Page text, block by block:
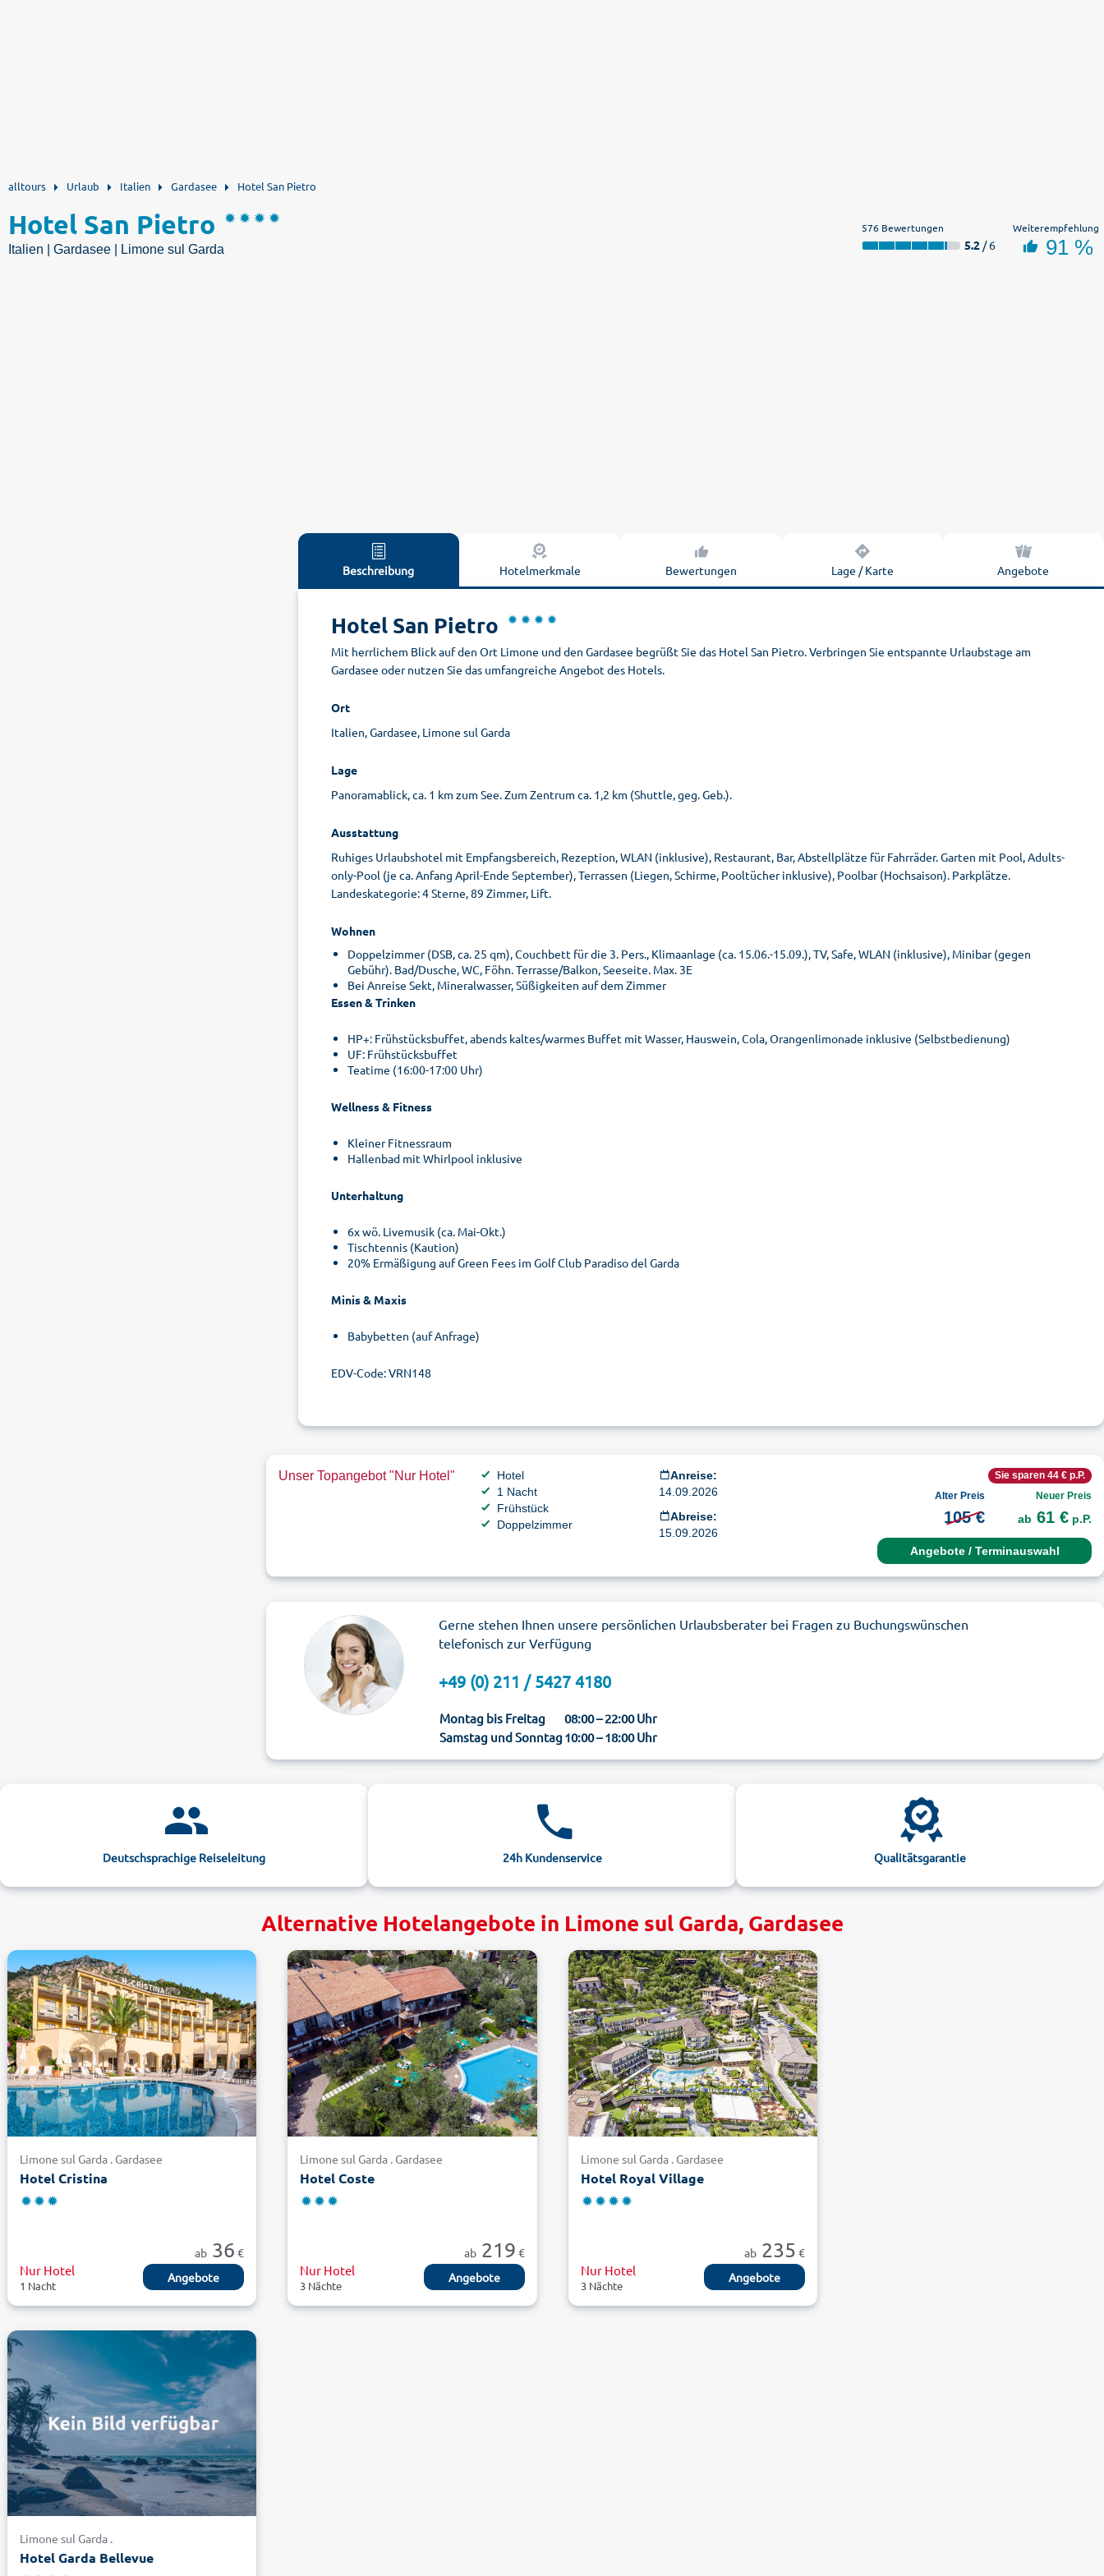
alltours Urlaub Italien Gardasee Hotel San Pietro
Hotel San Pietro
Italien | Gardasee | Limone sul Garda
576 Bewertungen
5.2 / 6
Weiterempfehlung
91 %
Beschreibung Hotelmerkmale Bewertungen Lage / Karte Angebote
Hotel San Pietro
Mit herrlichem Blick auf den Ort Limone und den Gardasee begrüßt Sie das Hotel San Pietro. Verbringen Sie entspannte Urlaubstage am
Gardasee oder nutzen Sie das umfangreiche Angebot des Hotels.
Ort
Italien, Gardasee, Limone sul Garda
Lage
Panoramablick, ca. 1 km zum See. Zum Zentrum ca. 1,2 km (Shuttle, geg. Geb.).
Ausstattung
Ruhiges Urlaubshotel mit Empfangsbereich, Rezeption, WLAN (inklusive), Restaurant, Bar, Abstellplätze für Fahrräder. Garten mit Pool, Adults-
only-Pool (je ca. Anfang April-Ende September), Terrassen (Liegen, Schirme, Pooltücher inklusive), Poolbar (Hochsaison). Parkplätze.
Landeskategorie: 4 Sterne, 89 Zimmer, Lift.
Wohnen
Doppelzimmer (DSB, ca. 25 qm), Couchbett für die 3. Pers., Klimaanlage (ca. 15.06.-15.09.), TV, Safe, WLAN (inklusive), Minibar (gegen
Gebühr). Bad/Dusche, WC, Föhn. Terrasse/Balkon, Seeseite. Max. 3E
Bei Anreise Sekt, Mineralwasser, Süßigkeiten auf dem Zimmer
Essen & Trinken
HP+: Frühstücksbuffet, abends kaltes/warmes Buffet mit Wasser, Hauswein, Cola, Orangenlimonade inklusive (Selbstbedienung)
UF: Frühstücksbuffet
Teatime (16:00-17:00 Uhr)
Wellness & Fitness
Kleiner Fitnessraum
Hallenbad mit Whirlpool inklusive
Unterhaltung
6x wö. Livemusik (ca. Mai-Okt.)
Tischtennis (Kaution)
20% Ermäßigung auf Green Fees im Golf Club Paradiso del Garda
Minis & Maxis
Babybetten (auf Anfrage)
EDV-Code: VRN148
Unser Topangebot "Nur Hotel"
Hotel
1 Nacht
Frühstück
Doppelzimmer
Anreise:
14.09.2026
Abreise:
15.09.2026
Sie sparen 44 € p.P.
Alter Preis
105 €
Neuer Preis
ab 61 € p.P.
Angebote / Terminauswahl
Gerne stehen Ihnen unsere persönlichen Urlaubsberater bei Fragen zu Buchungswünschen
telefonisch zur Verfügung
+49 (0) 211 / 5427 4180
Montag bis Freitag
08:00 – 22:00 Uhr
Samstag und Sonntag10:00 – 18:00 Uhr
Deutschsprachige Reiseleitung 24h Kundenservice Qualitätsgarantie
Alternative Hotelangebote in Limone sul Garda, Gardasee
Limone sul Garda . Gardasee
Hotel Cristina
ab 36 €
Nur Hotel
1 Nacht
Angebote
Limone sul Garda . Gardasee
Hotel Coste
ab219 €
Nur Hotel
3 Nächte
Angebote
Limone sul Garda . Gardasee
Hotel Royal Village
ab 235 €
Nur Hotel
3 Nächte
Angebote
Limone sul Garda .
Hotel Garda Bellevue